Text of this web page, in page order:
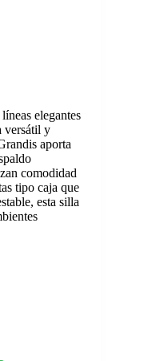
elegantes
versátil y
aporta
comodidad
tipo caja que
esta silla